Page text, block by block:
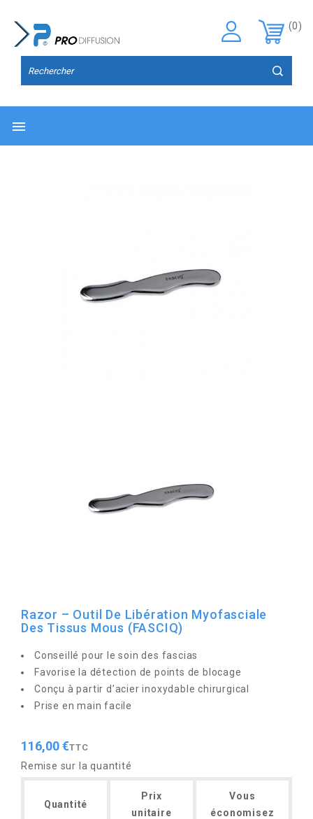
(0)

Razor – Outil De Libération Myofasciale
Des Tissus Mous (FASCIQ)
Conseillé pour le soin des fascias
Favorise la détection de points de blocage
Conçu à partir d’acier inoxydable chirurgical
Prise en main facile
116,00 €TTC
Remise sur la quantité
Quantité
Prix
unitaire
Vous
économisez